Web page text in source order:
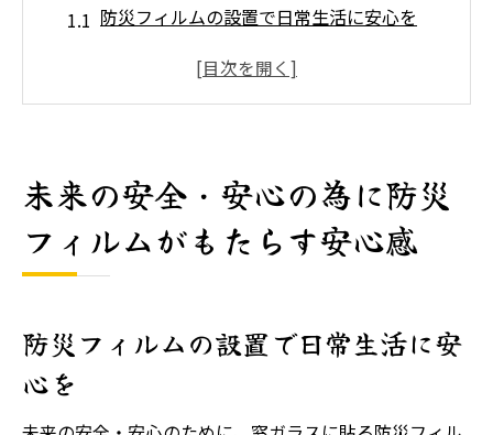
防災フィルムの設置で日常生活に安心を
未来の安全に備える防災フィルムの重要性
防災フィルムが家庭にもたらす安心の効果
窓フィルムで未来の安全・安心を実現する多機
能性
窓フィルムの多彩な機能で未来の安全を強
安全・安心を実現するフィルムの機能性解
未来の安全・安心の為に防災
フィルムがもたらす安心感
防災フィルムの設置で日常生活に安
心を